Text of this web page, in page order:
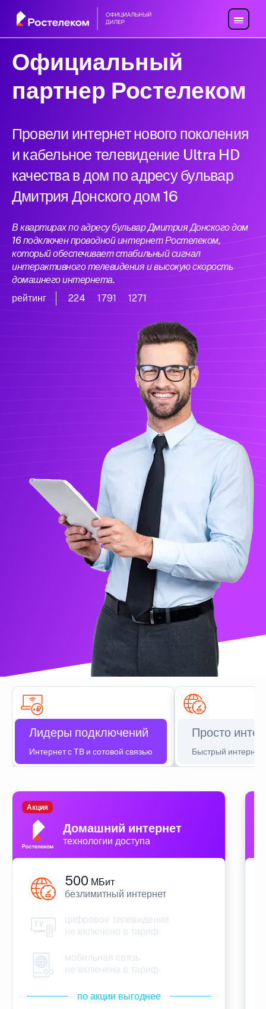
Официальный
партнер Ростелеком
Провели интернет нового поколения
и кабельное телевидение Ultra HD
качества в дом по адресу бульвар
Дмитрия Донского дом 16
В квартирах по адресу бульвар Дмитрия Донского дом
16 подключен проводной интернет Ростелеком,
который обеспечивает стабильный сигнал
интерактивного телевидения и высокую скорость
домашнего интернета.
рейтинг
224 1791 1271
Лидеры подключений
Интернет с ТВ и сотовой связью
Просто
Быстрый интернет
Домашний интернет
технологии доступа
Акция
500 МБит
безлимитный интернет
цифровое телевидение
не включено в тариф
мобильная связь
не включена в тариф
по акции выгоднее